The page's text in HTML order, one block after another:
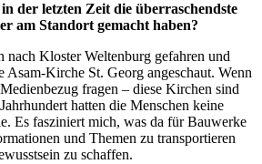
der letzten Zeit die überraschendste
am Standort gemacht haben?
nach Kloster Weltenburg gefahren und
Asam-Kirche St. Georg angeschaut. Wenn
fragen – diese Kirchen sind
hatten die Menschen keine
Es fasziniert mich, was da für Bauwerke
und Themen zu transportieren
zu schaffen.